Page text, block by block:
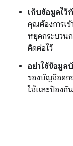
เก็บข้อมูลไว้
คุณต้องการเ
หยุดกระบวน
ติดต่อไว้
อย่าใช้ข้อมูล
ของบัญชีออก
ใช้และป้องกั